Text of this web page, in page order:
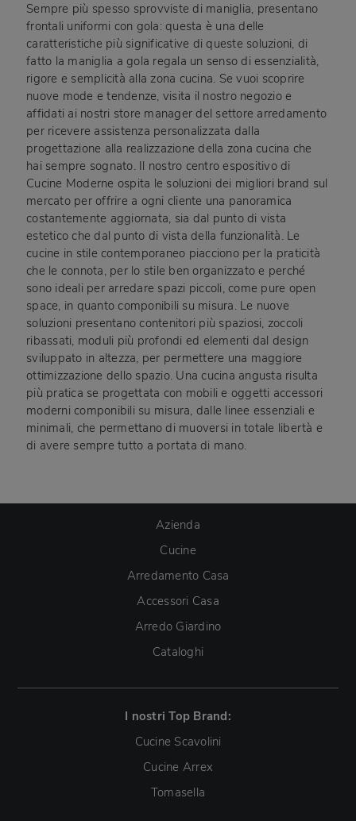
Sempre più spesso sprovviste di maniglia, presentano
frontali uniformi con gola: questa è una delle
caratteristiche più significative di queste soluzioni, di
fatto la maniglia a gola regala un senso di essenzialità,
rigore e semplicità alla zona cucina. Se vuoi scoprire
nuove mode e tendenze, visita il nostro negozio e
affidati ai nostri store manager del settore arredamento
per ricevere assistenza personalizzata dalla
progettazione alla realizzazione della zona cucina che
hai sempre sognato. Il nostro centro espositivo di
Cucine Moderne ospita le soluzioni dei migliori brand sul
mercato per offrire a ogni cliente una panoramica
costantemente aggiornata, sia dal punto di vista
estetico che dal punto di vista della funzionalità. Le
cucine in stile contemporaneo piacciono per la praticità
che le connota, per lo stile ben organizzato e perché
sono ideali per arredare spazi piccoli, come pure open
space, in quanto componibili su misura. Le nuove
soluzioni presentano contenitori più spaziosi, zoccoli
ribassati, moduli più profondi ed elementi dal design
sviluppato in altezza, per permettere una maggiore
ottimizzazione dello spazio. Una cucina angusta risulta
più pratica se progettata con mobili e oggetti accessori
moderni componibili su misura, dalle linee essenziali e
minimali, che permettano di muoversi in totale libertà e
di avere sempre tutto a portata di mano.
Azienda
Cucine
Arredamento Casa
Accessori Casa
Arredo Giardino
Cataloghi
I nostri Top Brand:
Cucine Scavolini
Cucine Arrex
Tomasella